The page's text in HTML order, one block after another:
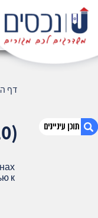
Хайфа – где
особенности (410)
דף
к